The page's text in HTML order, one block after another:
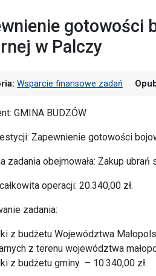
gotowości
w Palczy
Wsparcie finansowe zadań
GMINA BUDZÓW
Zapewnienie gotowości
zadania obejmowała: Zakup
operacji: 20.340,00 zł.
zadania:
z budżetu Województwa
z terenu województwa
z budżetu gminy – 10.340,00 zł.